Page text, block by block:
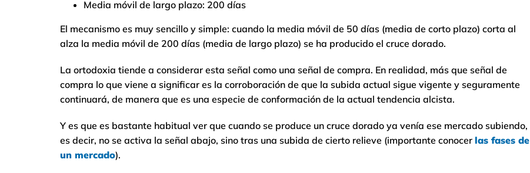
Media móvil de largo plazo: 200 días
El mecanismo es muy sencillo y simple: cuando la media móvil de 50 días (media de corto plazo) corta al
alza la media móvil de 200 días (media de largo plazo) se ha producido el cruce dorado.
La ortodoxia tiende a considerar esta señal como una señal de compra. En realidad, más que señal de
compra lo que viene a significar es la corroboración de que la subida actual sigue vigente y seguramente
continuará, de manera que es una especie de conformación de la actual tendencia alcista.
Y es que es bastante habitual ver que cuando se produce un cruce dorado ya venía ese mercado subiendo,
es decir, no se activa la señal abajo, sino tras una subida de cierto relieve (importante conocer las fases de
un mercado).